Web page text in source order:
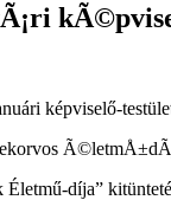
képviselő-
Életmű-díja”